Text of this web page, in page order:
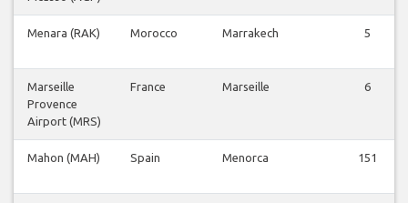
Menara (RAK) Morocco Marrakech 5
Marseille
Provence
Airport (MRS)
France Marseille 6
Mahon (MAH) Spain Menorca 151